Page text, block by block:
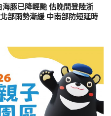
豚已降輕颱 估晚間登陸浙
部雨勢漸緩 中南部防短延時